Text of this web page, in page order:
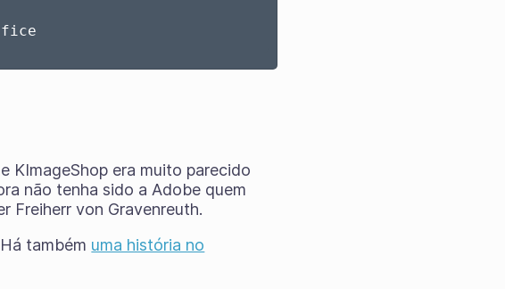
KImageShop era muito parecido
não tenha sido a Adobe quem
Freiherr von Gravenreuth.
Há também uma história no